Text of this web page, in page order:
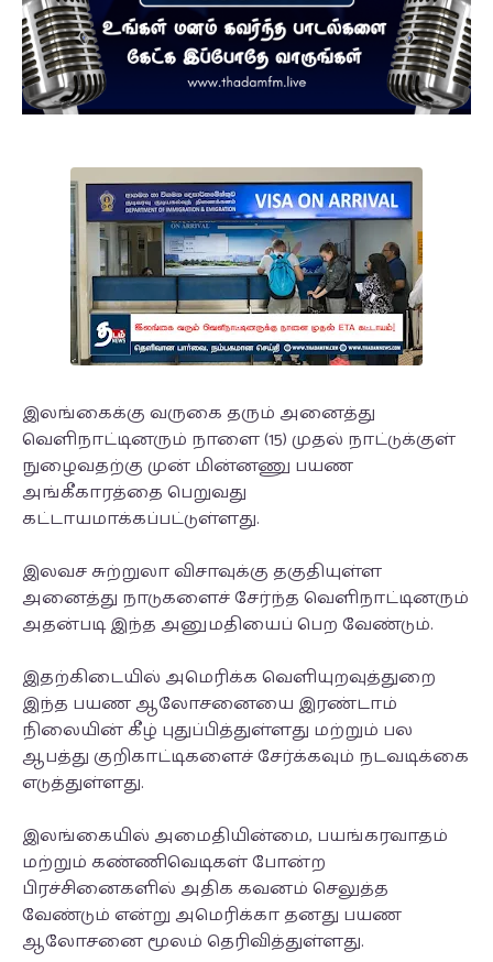
இலங்கைக்கு வருகை தரும் அனைத்து
வெளிநாட்டினரும் நாளை (15) முதல் நாட்டுக்குள்
நுழைவதற்கு முன் மின்னணு பயண
அங்கீகாரத்தை பெறுவது
கட்டாயமாக்கப்பட்டுள்ளது.
இலவச சுற்றுலா விசாவுக்கு தகுதியுள்ள
அனைத்து நாடுகளைச் சேர்ந்த வெளிநாட்டினரும்
அதன்படி இந்த அனுமதியைப் பெற வேண்டும்.
இதற்கிடையில் அமெரிக்க வெளியுறவுத்துறை
இந்த பயண ஆலோசனையை இரண்டாம்
நிலையின் கீழ் புதுப்பித்துள்ளது மற்றும் பல
ஆபத்து குறிகாட்டிகளைச் சேர்க்கவும் நடவடிக்கை
எடுத்துள்ளது.
இலங்கையில் அமைதியின்மை, பயங்கரவாதம்
மற்றும் கண்ணிவெடிகள் போன்ற
பிரச்சினைகளில் அதிக கவனம் செலுத்த
வேண்டும் என்று அமெரிக்கா தனது பயண
ஆலோசனை மூலம் தெரிவித்துள்ளது.